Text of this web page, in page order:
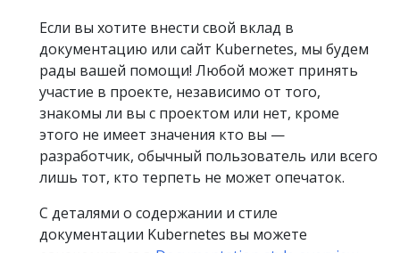
Если вы хотите внести свой вклад в
документацию или сайт Kubernetes, мы будем
рады вашей помощи! Любой может принять
участие в проекте, независимо от того,
знакомы ли вы с проектом или нет, кроме
этого не имеет значения кто вы —
разработчик, обычный пользователь или всего
лишь тот, кто терпеть не может опечаток.
С деталями о содержании и стиле
документации Kubernetes вы можете